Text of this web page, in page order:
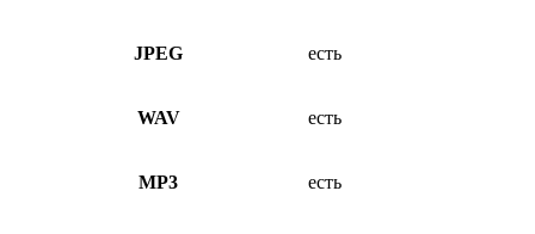
JPEG есть
WAV есть
MP3 есть